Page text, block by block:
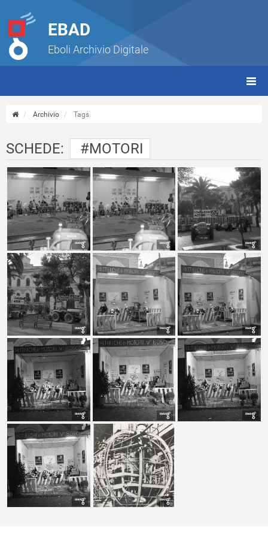
EBAD
Eboli Archivio Digitale
Archivio Tags
SCHEDE: #MOTORI